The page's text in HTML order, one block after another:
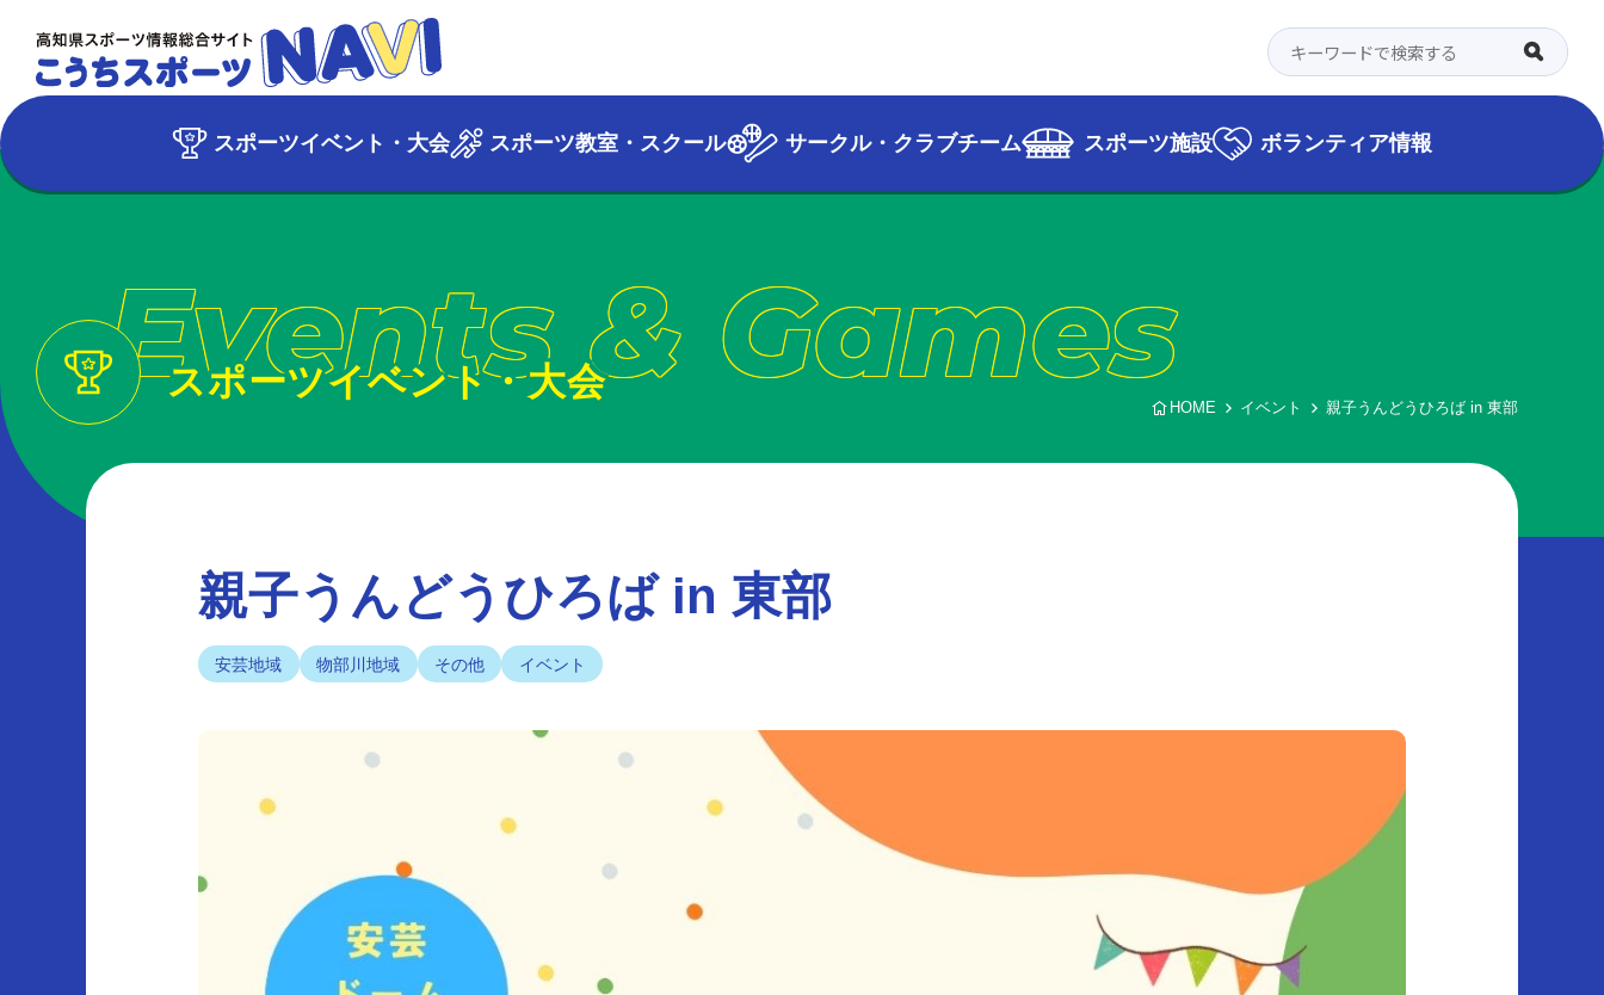
スポーツイベント・大会 スポーツ教室・スクール サークル・クラブチーム スポーツ施設 ボランティア情報
Events & Games
スポーツイベント・大会
HOME イベント 親子うんどうひろば in 東部
親子うんどうひろば in 東部
安芸地域 物部川地域 その他 イベント